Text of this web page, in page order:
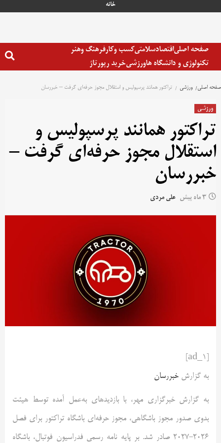
خانه
صفحه اصلیاقتصادسلامتیکسب وکارفرهنگ وهنر
تکنولوژی و دانشگاه هاورزشیخرید رپورتاژ
صفحه اصلی ورزشی تراکتور همانند پرسپولیس و استقلال مجوز حرفه‌ای گرفت – خبررسان
ورزشی
تراکتور همانند پرسپولیس و
استقلال مجوز حرفه‌ای گرفت –
خبررسان
3 ماه پیش علی مردی
به گزارش خبررسان
به گزارش خبرگزاری مهر، با بازدید‌های به‌عمل آمده توسط هیئت
بدوی صدور مجوز باشگاهی، مجوز حرفه‌ای باشگاه تراکتور برای فصل
۲۰۲۶-۲۰۲۷ صادر شد. بر پایه نامه رسمی فدراسیون فوتبال، باشگاه